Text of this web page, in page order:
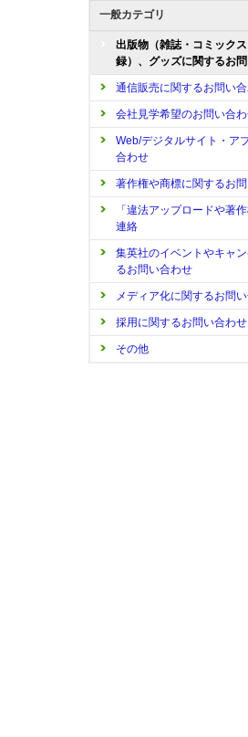
一般カテゴリ
出版物（雑誌・コミック
録）、グッズに関するお
通信販売に関するお問い
会社見学希望のお問い合
Web/デジタルサイト・ア
合わせ
著作権や商標に関するお
「違法アップロードや著
連絡
集英社のイベントやキャ
るお問い合わせ
メディア化に関するお問
採用に関するお問い合わせ
その他